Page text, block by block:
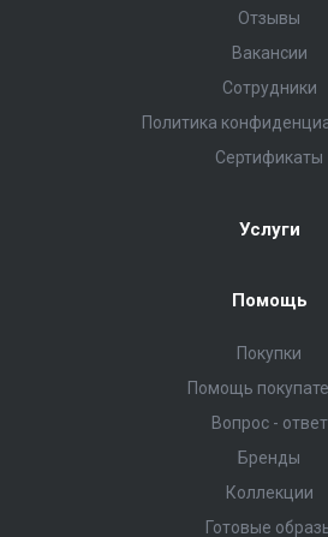
Отзывы
Вакансии
Сотрудники
Политика
Сертификаты
Услуги
Помощь
Покупки
Помощь
Вопрос - ответ
Бренды
Коллекции
Готовые